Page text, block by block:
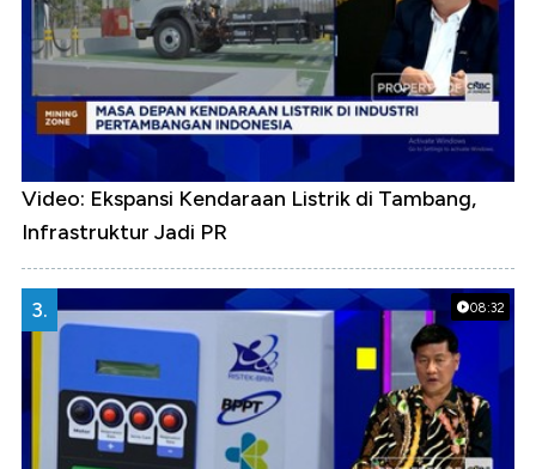
Video: Ekspansi Kendaraan Listrik di Tambang,
Infrastruktur Jadi PR
08:32
3.